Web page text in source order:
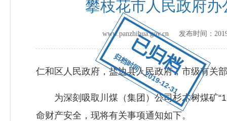
已归档
归档时间：2019-12-31
攀枝花市人民政府
www.panzhihua.gov.cn 发布时间：
仁和区人民政府，盐边县人民政府，市级有关
为深刻吸取川煤（集团）公司杉木树煤矿
命财产安全，现将有关事项通知如下。